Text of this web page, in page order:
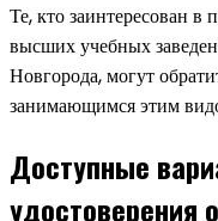
Те, кто заинтересован в
высших учебных
Новгорода, могут
занимающимся этим
Доступные
удостоверения